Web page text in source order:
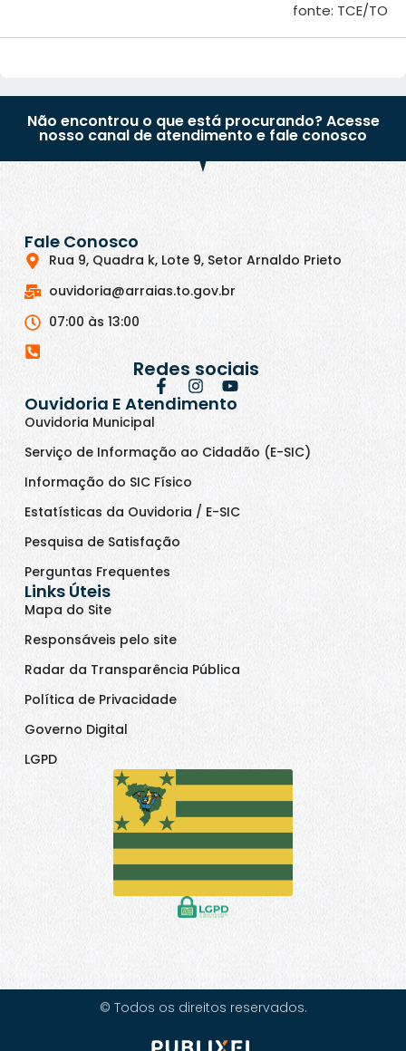
fonte: TCE/TO
Não encontrou o que está procurando? Acesse
nosso canal de atendimento e fale conosco
Fale Conosco
Rua 9, Quadra k, Lote 9, Setor Arnaldo Prieto
ouvidoria@arraias.to.gov.br
07:00 às 13:00
Redes sociais
Ouvidoria E Atendimento
Ouvidoria Municipal
Serviço de Informação ao Cidadão (E-SIC)
Informação do SIC Físico
Estatísticas da Ouvidoria / E-SIC
Pesquisa de Satisfação
Perguntas Frequentes
Links Úteis
Mapa do Site
Responsáveis pelo site
Radar da Transparência Pública
Política de Privacidade
Governo Digital
LGPD
© Todos os direitos reservados.